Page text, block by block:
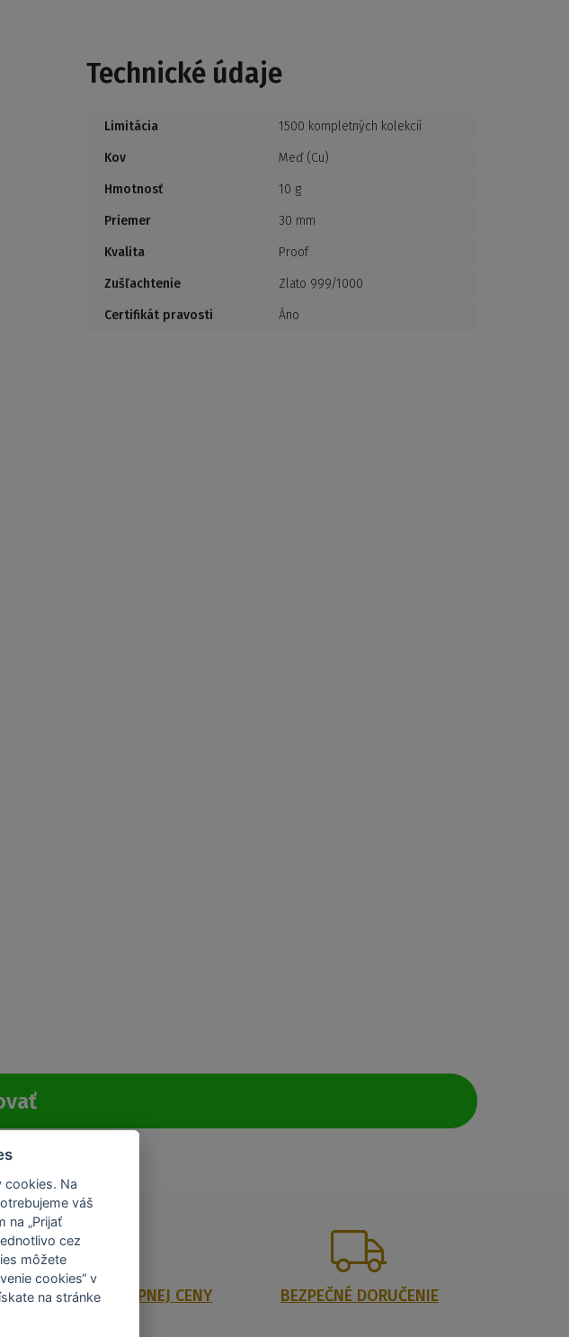
Technické údaje
Limitácia 1500 kompletných kolekcií
Kov Meď (Cu)
Hmotnosť 10 g
Priemer 30 mm
Kvalita Proof
Zušľachtenie Zlato 999/1000
Certifikát pravosti Áno
VRÁTENIA KÚPNEJ CENY BEZPEČNÉ DORUČENIE
cookies. Na
váš
na „Prijať
cez
môžete
cookies“ v
na stránke